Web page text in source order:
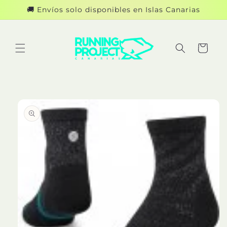
directamente
al contenido
🚚 Envíos solo disponibles en Islas Canarias
Carrito
información
del producto